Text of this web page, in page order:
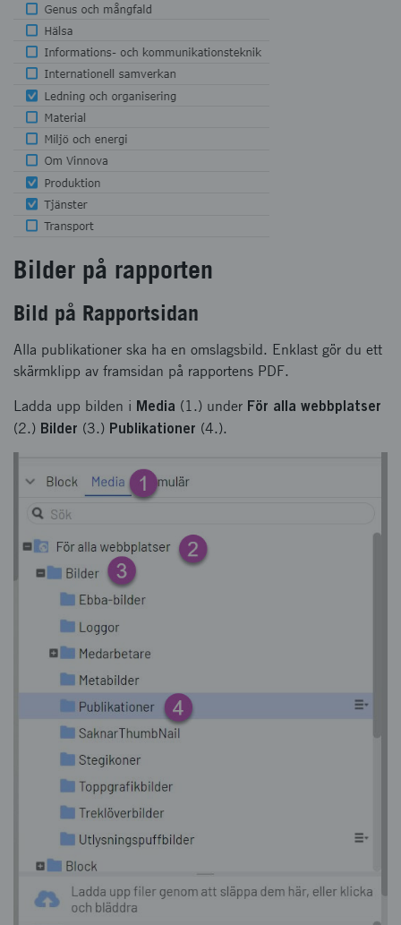
Bilder på rapporten
Bild på Rapportsidan
Alla publikationer ska ha en omslagsbild. Enklast gör du ett
skärmklipp av framsidan på rapportens PDF.
Ladda upp bilden i Media (1.) under För alla webbplatser
(2.) Bilder (3.) Publikationer (4.).